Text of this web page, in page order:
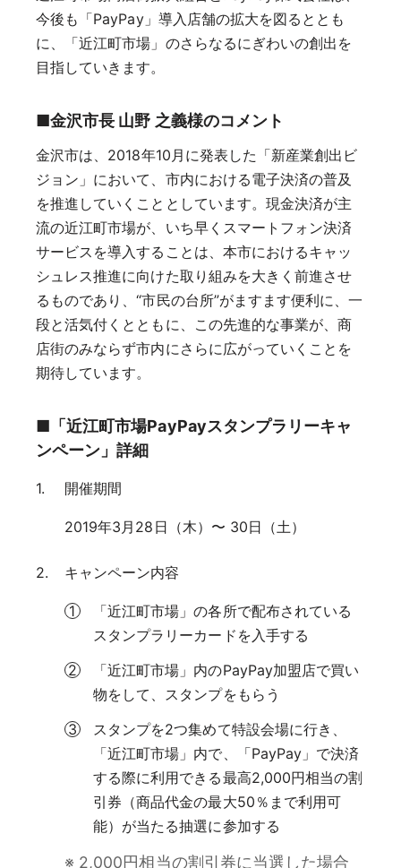
今後も「PayPay」導入店舗の拡大を図るととも
に、「近江町市場」のさらなるにぎわいの創出を
目指していきます。
■金沢市長 山野 之義様のコメント
金沢市は、2018年10月に発表した「新産業創出ビ
ジョン」において、市内における電子決済の普及
を推進していくこととしています。現金決済が主
流の近江町市場が、いち早くスマートフォン決済
サービスを導入することは、本市におけるキャッ
シュレス推進に向けた取り組みを大きく前進させ
るものであり、“市民の台所”がますます便利に、一
段と活気付くとともに、この先進的な事業が、商
店街のみならず市内にさらに広がっていくことを
期待しています。
■「近江町市場PayPayスタンプラリーキャ
ンペーン」詳細
開催期間
2019年3月28日（木）〜 30日（土）
キャンペーン内容
「近江町市場」の各所で配布されている
スタンプラリーカードを入手する
「近江町市場」内のPayPay加盟店で買い
物をして、スタンプをもらう
スタンプを2つ集めて特設会場に行き、
「近江町市場」内で、「PayPay」で決済
する際に利用できる最高2,000円相当の割
引券（商品代金の最大50％まで利用可
能）が当たる抽選に参加する
※ 2,000円相当の割引券に当選した場合